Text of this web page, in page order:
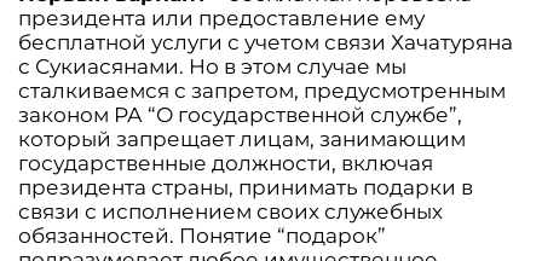
президента или предоставление ему
бесплатной услуги с учетом связи Хачатуряна
с Сукиасянами. Но в этом случае мы
сталкиваемся с запретом, предусмотренным
законом РА “О государственной службе”,
который запрещает лицам, занимающим
государственные должности, включая
президента страны, принимать подарки в
связи с исполнением своих служебных
обязанностей. Понятие “подарок”